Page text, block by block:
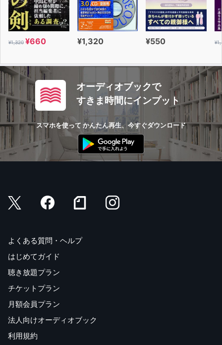
¥1,320 ¥660 ¥1,320 ¥550
オーディオブックで
すきま時間にインプット
スマホを使って かんたん再生、今すぐダウンロード
よくある質問・ヘルプ
はじめてガイド
聴き放題プラン
チケットプラン
月額会員プラン
法人向けオーディオブック
利用規約